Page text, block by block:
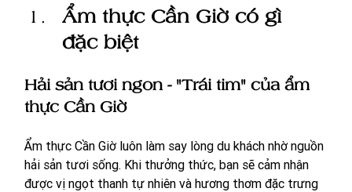
Ẩm thực Cần Giờ có gì
đặc biệt
Hải sản tươi ngon - "Trái tim" của ẩm
thực Cần Giờ
Ẩm thực Cần Giờ luôn làm say lòng du khách nhờ nguồn
hải sản tươi sống. Khi thưởng thức, bạn sẽ cảm nhận
được vị ngọt thanh tự nhiên và hương thơm đặc trưng